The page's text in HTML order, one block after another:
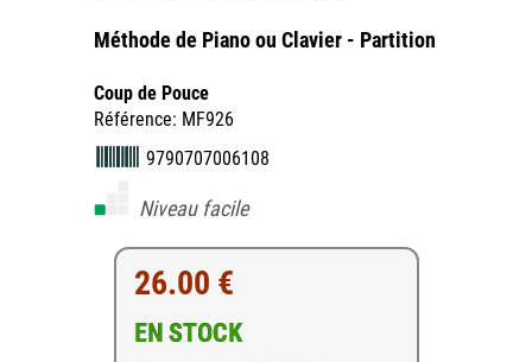
Méthode de Piano ou Clavier - Partition
Coup de Pouce
Référence: MF926
9790707006108
Niveau facile
26.00 €
EN STOCK